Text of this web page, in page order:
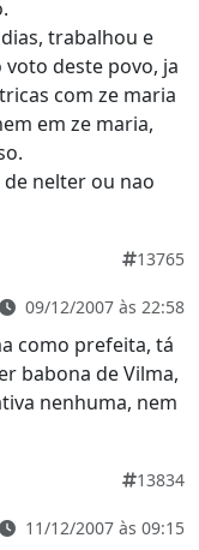
trabalhou e
deste povo, ja
com ze maria
em ze maria,
de nelter ou nao
13765
09/12/2007 às 22:58
como prefeita, tá
babona de Vilma,
nenhuma, nem
13834
11/12/2007 às 09:15